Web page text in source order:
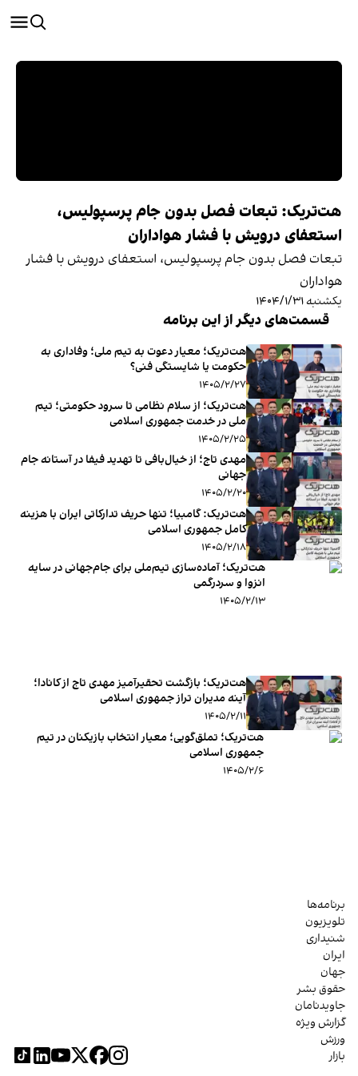
هت‌تریک: تبعات فصل بدون جام پرسپولیس،
استعفای درویش با فشار هواداران
تبعات فصل بدون جام پرسپولیس، استعفای درویش با فشار
هواداران
یکشنبه ۱۴۰۴/۱/۳۱
قسمت‌های دیگر از این برنامه
هت‌تریک؛ معیار دعوت به تیم ملی؛ وفاداری به
حکومت یا شایستگی فنی؟
۱۴۰۵/۲/۲۷
هت‌تریک؛ از سلام نظامی تا سرود حکومتی؛ تیم
‌ملی در خدمت جمهوری ‌اسلامی
۱۴۰۵/۲/۲۵
مهدی تاج؛ از خیال‌بافی تا تهدید فیفا در آستانه جام
جهانی
۱۴۰۵/۲/۲۰
هت‌تریک: گامبیا؛ تنها حریف تدارکاتی ایران با هزینه
کامل جمهوری اسلامی
۱۴۰۵/۲/۱۸
هت‌تریک؛ آماده‌سازی تیم‌ملی برای جام‌جهانی در سایه
انزوا و سردرگمی
۱۴۰۵/۲/۱۳
هت‌تریک؛ بازگشت تحقیرآمیز مهدی تاج از کانادا؛
آینه مدیران تراز جمهوری اسلامی
۱۴۰۵/۲/۱۱
هت‌تریک؛ تملق‌گویی؛ معیار انتخاب بازیکنان در تیم
جمهوری اسلامی
۱۴۰۵/۲/۶
برنامه‌ها
تلویزیون
شنیداری
ایران
جهان
حقوق بشر
جاویدنامان
گزارش ویژه
ورزش
بازار